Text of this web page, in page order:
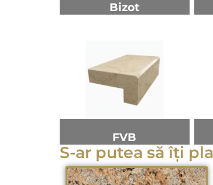
Bizot
FVB
S-ar putea să îți